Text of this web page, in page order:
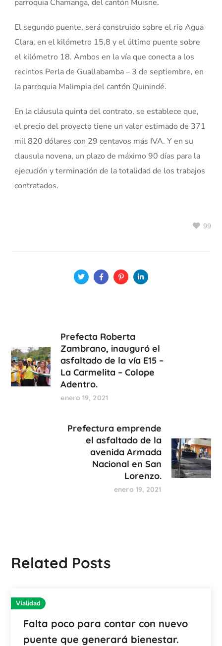
parroquia Chamanga, del cantón Muisne.
El segundo puente, será construido sobre el río Agua
Clara, en el kilómetro 15,8 y el último puente sobre
el kilómetro 18. Ambos en la vía que conecta a los
recintos Perla de Guallabamba – 3 de septiembre, en
la parroquia Malimpia del cantón Quinindé.
En la cláusula quinta del contrato, se establece que,
el precio del proyecto tiene un valor estimado de 371
mil 820 dólares con 29 centavos más IVA. Y en su
clausula novena, un plazo de máximo 90 días para la
ejecución y terminación de la totalidad de los trabajos
contratados.
99
Prefecta Roberta
Zambrano, inauguró el
asfaltado de la vía E15 –
La Carmelita – Colope
Adentro.
enero 19, 2021
Prefectura emprende
el asfaltado de la
avenida Armada
Nacional en San
Lorenzo.
enero 19, 2021
Related Posts
Vialidad
Falta poco para contar con nuevo
puente que generará bienestar.